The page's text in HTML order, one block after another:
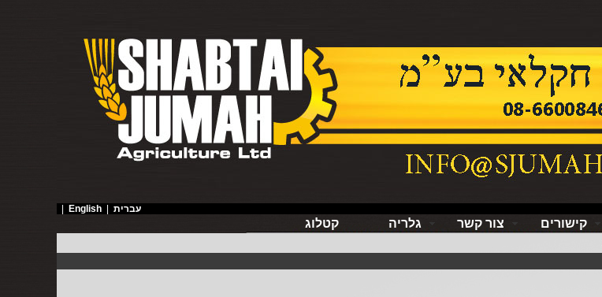
עברית English
קישורים צור קשר גלריה קטלוג